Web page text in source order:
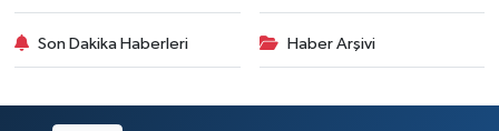
Son Dakika Haberleri Haber Arşivi